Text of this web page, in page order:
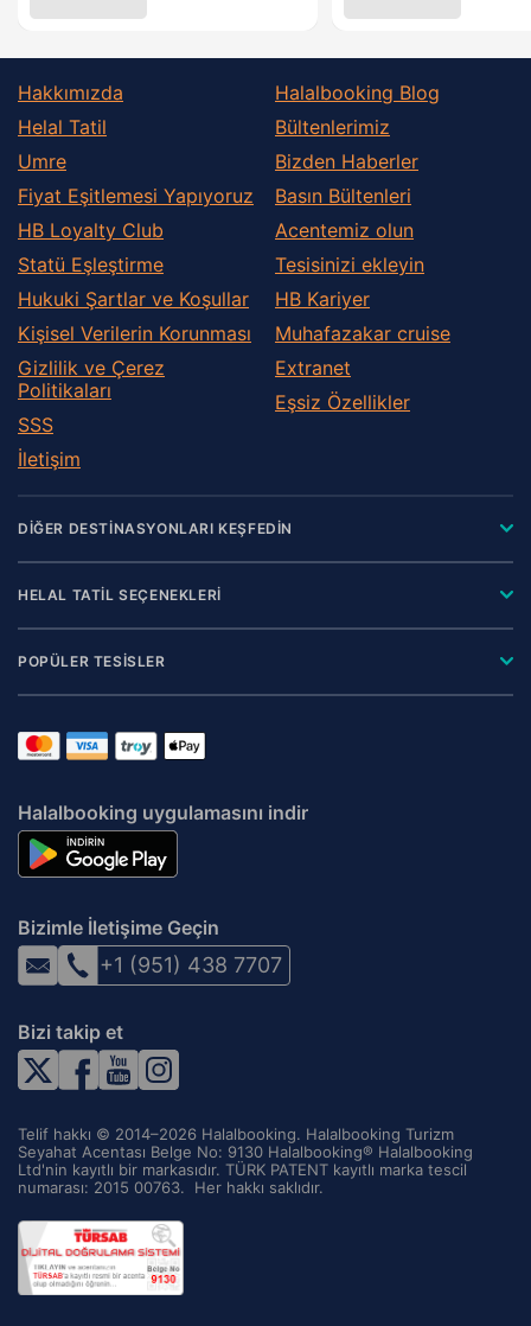
Hakkımızda
Helal Tatil
Umre
Fiyat Eşitlemesi Yapıyoruz
HB Loyalty Club
Statü Eşleştirme
Hukuki Şartlar ve Koşullar
Kişisel Verilerin Korunması
Gizlilik ve Çerez
Politikaları
SSS
İletişim
Halalbooking Blog
Bültenlerimiz
Bizden Haberler
Basın Bültenleri
Acentemiz olun
Tesisinizi ekleyin
HB Kariyer
Muhafazakar сruise
Extranet
Eşsiz Özellikler
DİĞER DESTİNASYONLARI KEŞFEDİN
HELAL TATİL SEÇENEKLERİ
POPÜLER TESİSLER
Halalbooking uygulamasını indir
Bizimle İletişime Geçin
+1 (951) 438 7707
Bizi takip et
Telif hakkı © 2014–2026 Halalbooking. Halalbooking Turizm
Seyahat Acentası Belge No: 9130 Halalbooking® Halalbooking
Ltd'nin kayıtlı bir markasıdır. TÜRK PATENT kayıtlı marka tescil
numarası: 2015 00763. ‌ Her hakkı saklıdır.